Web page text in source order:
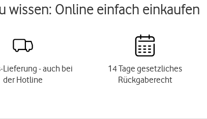
wissen: Online einfach einkaufen
Lieferung - auch bei
der Hotline
14 Tage gesetzliches
Rückgaberecht